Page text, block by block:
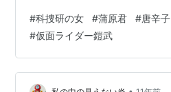
#科捜研の女 #蒲原君 #唐辛子
#仮面ライダー鎧武